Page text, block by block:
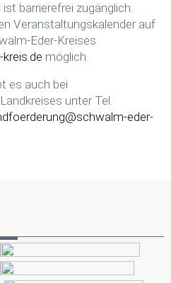
barrierefrei zugänglich.
Veranstaltungskalender auf
Eder-Kreises
möglich.
es auch bei
unter Tel.
eder-